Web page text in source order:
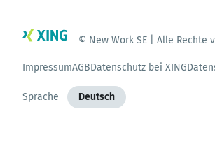
© New Work SE | Alle Rechte
ImpressumAGBDatenschutz bei XING
Sprache Deutsch